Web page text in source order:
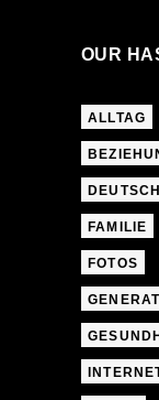
OUR
ALLTAG
FAMILIE
FOTOS